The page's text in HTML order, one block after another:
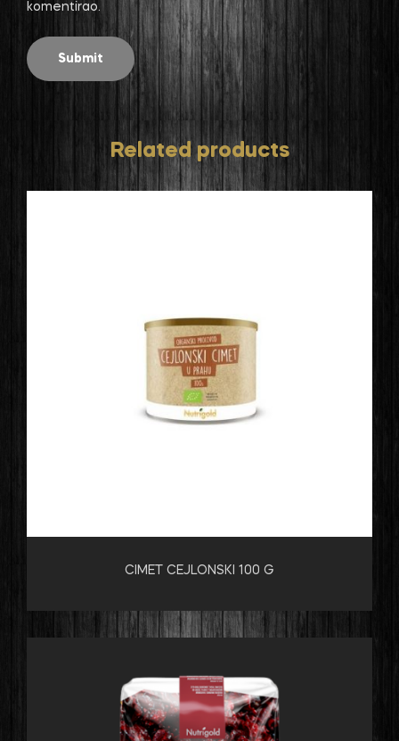
komentirao.
Related products
CIMET CEJLONSKI 100 G